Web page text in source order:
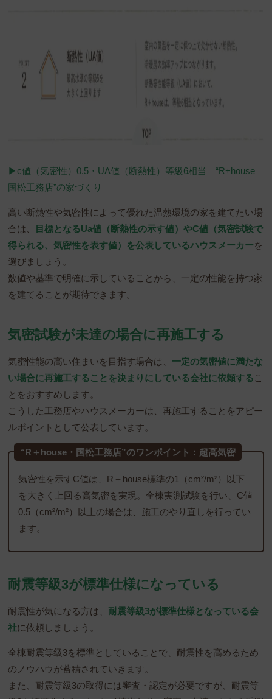
▶︎c値（気密性）0.5・UA値（断熱性）等級6相当 “R+house
国松工務店”の家づくり
高い断熱性や気密性によって優れた温熱環境の家を建てたい場
合は、
目標となるUa値（断熱性の示す値）やC値（気密試験で
得られる、気密性を表す値）を公表しているハウスメーカーを
選びましょう。
数値や基準で明確に示していることから、一定の性能を持つ家
を建てることが期待できます。
気密試験が未達の場合に再施工する
気密性能の高い住まいを目指す場合は、 一定の気密値に満たな
い場合に再施工することを決まりにしている会社に依頼する こ
とをおすすめします。
こうした工務店やハウスメーカーは、再施工することをアピー
ルポイントとして公表しています。
“R＋house・国松工務店”のワンポイント：超高気密
気密性を示すC値は、R＋house標準の1（cm²/m²）以下
を大きく上回る高気密を実現。全棟実測試験を行い、C値
0.5（cm²/m²）以上の場合は、施工のやり直しを行ってい
ます。
耐震等級3が標準仕様になっている
耐震性が気になる方は、 耐震等級3が標準仕様となっている会
社に依頼しましょう。
全棟耐震等級3を標準としていることで、耐震性を高めるため
のノウハウが蓄積されていきます。
また、耐震等級3の取得には審査・認定が必要ですが、耐震等